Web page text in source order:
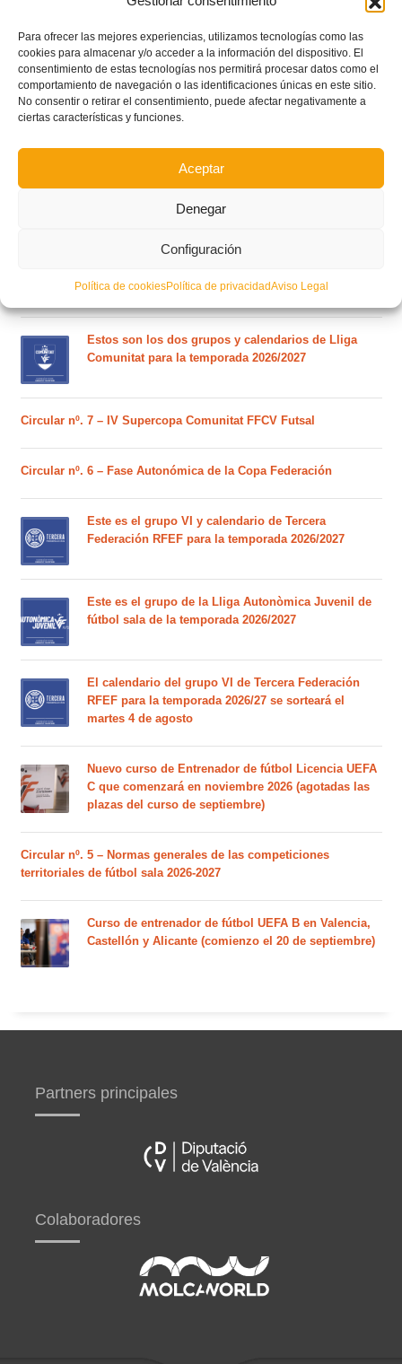
Para ofrecer las mejores experiencias, utilizamos tecnologías como las
cookies para almacenar y/o acceder a la información del dispositivo. El
consentimiento de estas tecnologías nos permitirá procesar datos como el
comportamiento de navegación o las identificaciones únicas en este sitio.
No consentir o retirar el consentimiento, puede afectar negativamente a
ciertas características y funciones.
Aceptar
Denegar
Configuración
Política de cookiesPolítica de privacidadAviso Legal
Ferran Torres se da un baño de masas y se convierte
Estos son los dos grupos y calendarios de Lliga
Comunitat para la temporada 2026/2027
Circular nº. 7 – IV Supercopa Comunitat FFCV Futsal
Circular nº. 6 – Fase Autonómica de la Copa Federación
Este es el grupo VI y calendario de Tercera
Federación RFEF para la temporada 2026/2027
Este es el grupo de la Lliga Autonòmica Juvenil de
fútbol sala de la temporada 2026/2027
El calendario del grupo VI de Tercera Federación
RFEF para la temporada 2026/27 se sorteará el
martes 4 de agosto
Nuevo curso de Entrenador de fútbol Licencia UEFA
C que comenzará en noviembre 2026 (agotadas las
plazas del curso de septiembre)
Circular nº. 5 – Normas generales de las competiciones
territoriales de fútbol sala 2026-2027
Curso de entrenador de fútbol UEFA B en Valencia,
Castellón y Alicante (comienzo el 20 de septiembre)
Partners principales
Colaboradores